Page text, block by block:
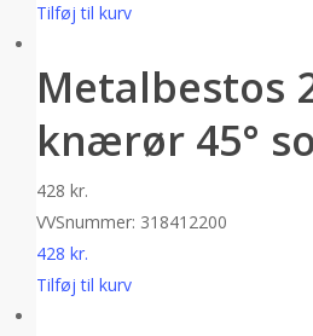
Tilføj til kurv
Metalbestos
knærør 45°
428 kr.
VVSnummer: 318412200
428 kr.
Tilføj til kurv